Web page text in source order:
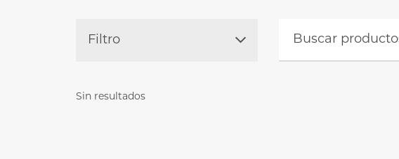
Filtro
Sin resultados